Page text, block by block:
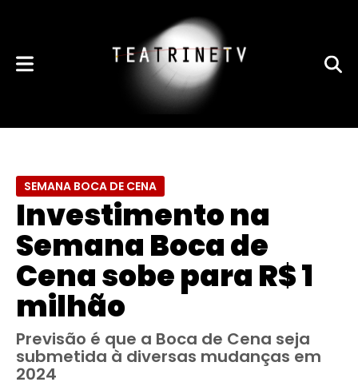
SEMANA BOCA DE CENA
Investimento na
Semana Boca de
Cena sobe para R$ 1
milhão
Previsão é que a Boca de Cena seja
submetida à diversas mudanças em
2024